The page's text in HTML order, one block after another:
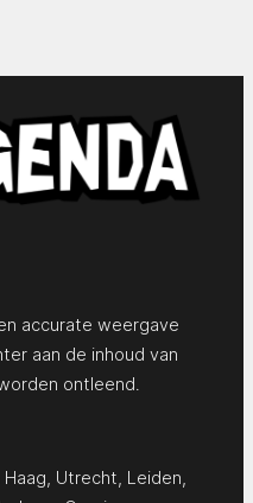
accurate weergave
aan de inhoud van
ontleend.
Haag Utrecht Leiden